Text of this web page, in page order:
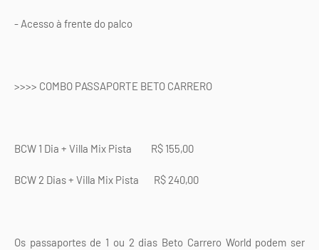
- Acesso à frente do palco
>>>> COMBO PASSAPORTE BETO CARRERO
BCW 1 Dia + Villa Mix Pista R$ 155,00
BCW 2 Dias + Villa Mix Pista R$ 240,00
Os passaportes de 1 ou 2 dias Beto Carrero World podem ser